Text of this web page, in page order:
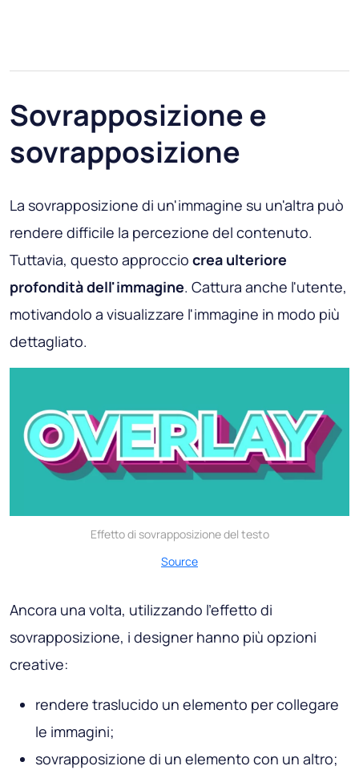
Sovrapposizione e
sovrapposizione
La sovrapposizione di un'immagine su un'altra può
rendere difficile la percezione del contenuto.
Tuttavia, questo approccio crea ulteriore
profondità dell'immagine. Cattura anche l'utente,
motivandolo a visualizzare l'immagine in modo più
dettagliato.
Effetto di sovrapposizione del testo
Source
Ancora una volta, utilizzando l'effetto di
sovrapposizione, i designer hanno più opzioni
creative:
rendere traslucido un elemento per collegare
le immagini;
sovrapposizione di un elemento con un altro;